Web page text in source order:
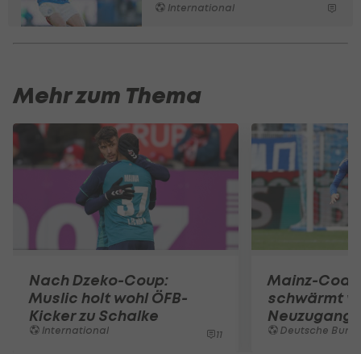
International
Mehr zum Thema
Nach Dzeko-Coup:
Muslic holt wohl ÖFB-
Kicker zu Schalke
International 11
Mainz-
schwärmt
Neuzugang
Deutsche